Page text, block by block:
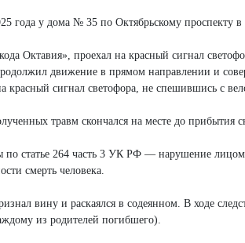
года у дома № 35 по Октябрьскому проспекту в
Октавия», проехал на красный сигнал
движение в прямом направлении и
красный сигнал светофора, не спешившись с
травм скончался на месте до прибытия
по статье 264 часть 3 УК РФ — нарушение
смерть человека.
вину и раскаялся в содеянном. В ходе
из родителей погибшего).